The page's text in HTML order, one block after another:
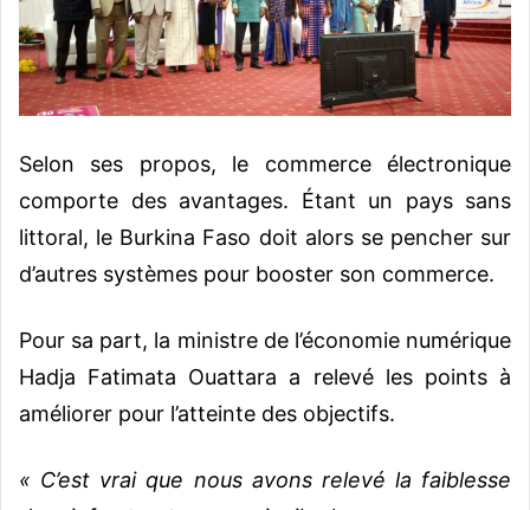
Selon ses propos, le commerce électronique
comporte des avantages. Étant un pays sans
littoral, le Burkina Faso doit alors se pencher sur
d’autres systèmes pour booster son commerce.
Pour sa part, la ministre de l’économie numérique
Hadja Fatimata Ouattara a relevé les points à
améliorer pour l’atteinte des objectifs.
« C’est vrai que nous avons relevé la faiblesse